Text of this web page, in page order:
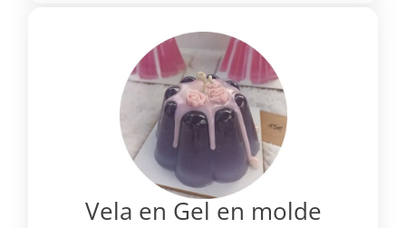
Vela en Gel en molde